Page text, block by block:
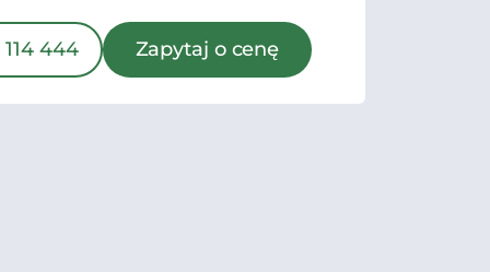
444 Zapytaj o cenę